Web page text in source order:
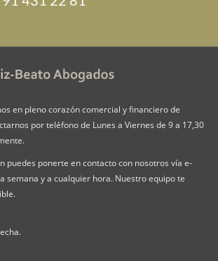
en pleno corazón comercial y financiero de
por teléfono de Lunes a Viernes de 9 a 17,30
puedes ponerte en contacto con nosotros vía e-
semana y a cualquier hora. Nuestro equipo te